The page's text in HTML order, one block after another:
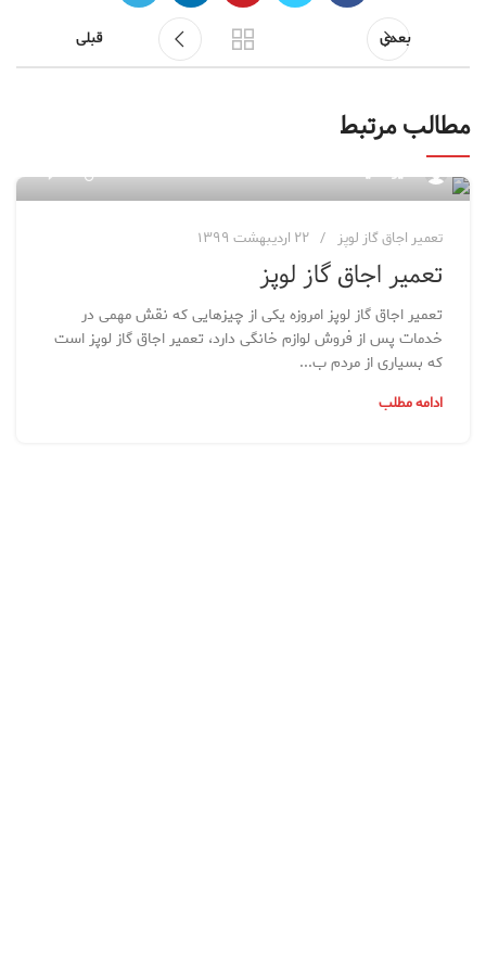
بعدی قبلی
مطالب مرتبط
مدیر سایت
تعمیر اجاق گاز لوپز ۲۲ اردیبهشت ۱۳۹۹
تعمیر اجاق گاز لوپز
تعمیر اجاق گاز لوپز امروزه یکی از چیزهایی که نقش مهمی در
خدمات پس از فروش لوازم خانگی دارد، تعمیر اجاق گاز لوپز است
که بسیاری از مردم ب...
ادامه مطلب